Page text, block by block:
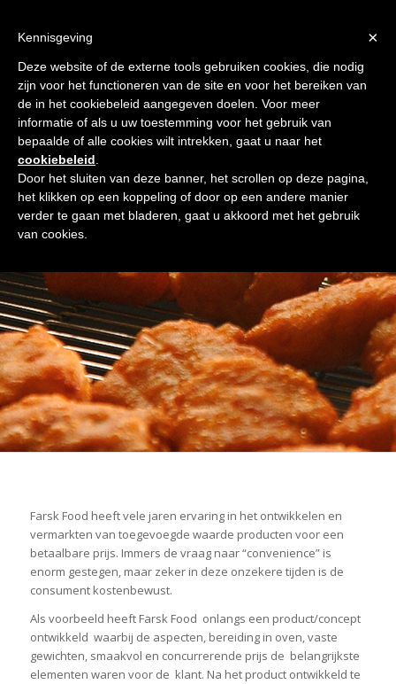
Farsk Food heeft vele jaren ervaring in het ontwikkelen en
vermarkten van toegevoegde waarde producten voor een
betaalbare prijs. Immers de vraag naar “convenience” is
enorm gestegen, maar zeker in deze onzekere tijden is de
consument kostenbewust.
Als voorbeeld heeft Farsk Food onlangs een product/concept
ontwikkeld waarbij de aspecten, bereiding in oven, vaste
gewichten, smaakvol en concurrerende prijs de belangrijkste
elementen waren voor de klant. Na het product ontwikkeld te
×
Kennisgeving
Deze website of de externe tools gebruiken cookies, die nodig
zijn voor het functioneren van de site en voor het bereiken van
de in het cookiebeleid aangegeven doelen. Voor meer
informatie of als u uw toestemming voor het gebruik van
bepaalde of alle cookies wilt intrekken, gaat u naar het
cookiebeleid
Door het sluiten van deze banner, het scrollen op deze pagina,
het klikken op een koppeling of door op een andere manier
verder te gaan met bladeren, gaat u akkoord met het gebruik
van cookies.